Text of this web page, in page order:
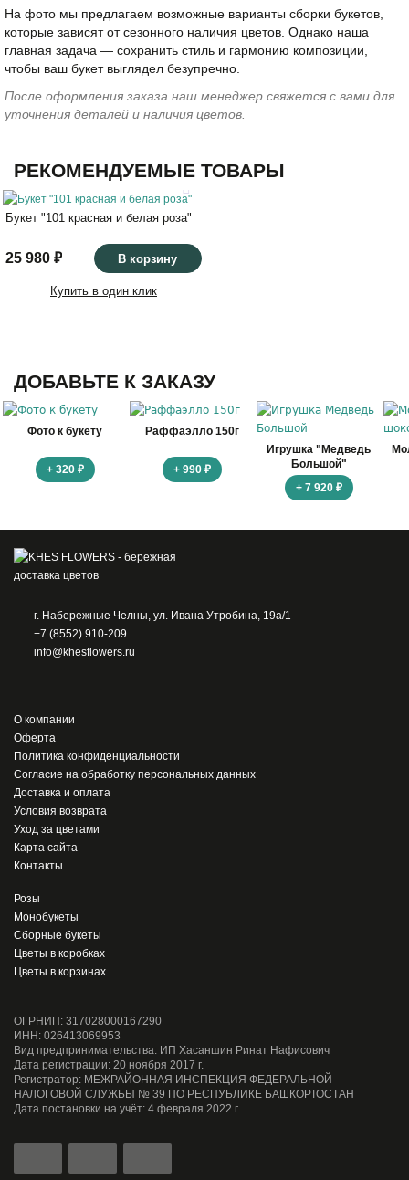
На фото мы предлагаем возможные варианты сборки букетов,
которые зависят от сезонного наличия цветов. Однако наша
главная задача — сохранить стиль и гармонию композиции,
чтобы ваш букет выглядел безупречно.
После оформления заказа наш менеджер свяжется с вами для
уточнения деталей и наличия цветов.
РЕКОМЕНДУЕМЫЕ ТОВАРЫ
Букет "101 красная и белая роза"
25 980 ₽ В корзину
Купить в один клик
ДОБАВЬТЕ К ЗАКАЗУ
Фото к букету
+ 320 ₽
Раффаэлло 150г
+ 990 ₽
Игрушка "Медведь
Большой"
+ 7 920 ₽
г. Набережные Челны, ул. Ивана Утробина, 19а/1
+7 (8552) 910-209
info@khesflowers.ru
О компании
Оферта
Политика конфиденциальности
Согласие на обработку персональных данных
Доставка и оплата
Условия возврата
Уход за цветами
Карта сайта
Контакты
Розы
Монобукеты
Сборные букеты
Цветы в коробках
Цветы в корзинах
ОГРНИП: 317028000167290
ИНН: 026413069953
Вид предпринимательства: ИП Хасаншин Ринат Нафисович
Дата регистрации: 20 ноября 2017 г.
Регистратор: МЕЖРАЙОННАЯ ИНСПЕКЦИЯ ФЕДЕРАЛЬНОЙ
НАЛОГОВОЙ СЛУЖБЫ № 39 ПО РЕСПУБЛИКЕ БАШКОРТОСТАН
Дата постановки на учёт: 4 февраля 2022 г.